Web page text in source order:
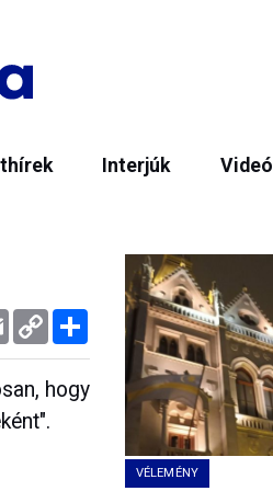
Interjúk Videó
Email Copy
Link
Megosztás
hogy
VÉLEMÉNY